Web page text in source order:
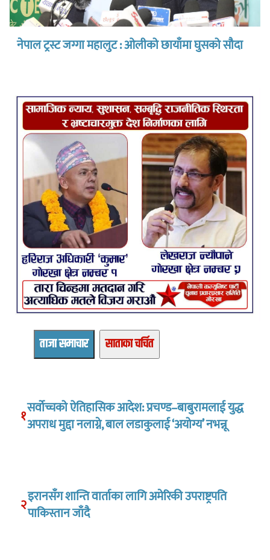
नेपाल ट्रस्ट जग्गा महालुट : ओलीको छायाँमा घुसको सौदा
ताजा समाचार साताका चर्चित
१सर्वोच्चको ऐतिहासिक आदेश: प्रचण्ड–बाबुरामलाई युद्ध
अपराध मुद्दा नलाग्ने, बाल लडाकुलाई ‘अयोग्य’ नभन्नू
२इरानसँग शान्ति वार्ताका लागि अमेरिकी उपराष्ट्रपति
पाकिस्तान जाँदै